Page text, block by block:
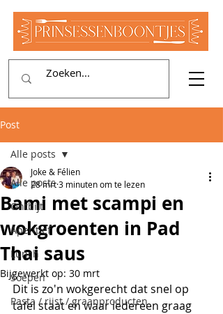
Post
Alle posts
Ontbijt
Aperitief
Lunch
Soepen
Pasta / rijst / graanproducten
Alle posts
Bami met scampi en
wokgroenten in Pad
Thai saus
Joke & Félien
28 mrt3 minuten om te lezen
Bijgewerkt op: 30 mrt
Dit is zo'n wokgerecht dat snel op
tafel staat en waar iedereen graag